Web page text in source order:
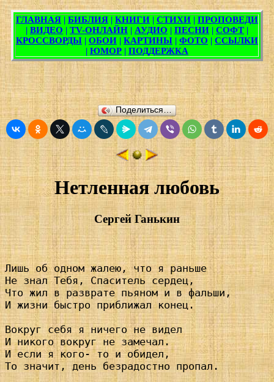
Поделиться…
Нетленная любовь
Сергей Ганькин
Лишь об одном жалею, что я раньше
Не знал Тебя, Спаситель сердец,
Что жил в разврате пьяном и в фальши,
И жизни быстро приближал конец.
Вокруг себя я ничего не видел
И никого вокруг не замечал.
И если я кого- то и обидел,
То значит, день безрадостно пропал.